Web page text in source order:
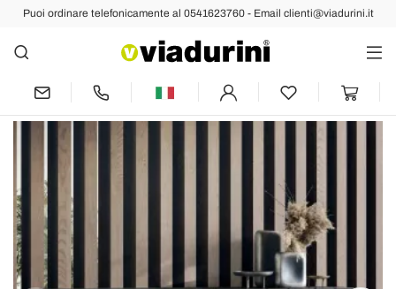
Puoi ordinare telefonicamente al 0541623760 - Email clienti@viadurini.it
Indietro Prec Succ
Madia con 4 Ante con Apertura Push
Pull in MDF Made in Italy - Fabrizia